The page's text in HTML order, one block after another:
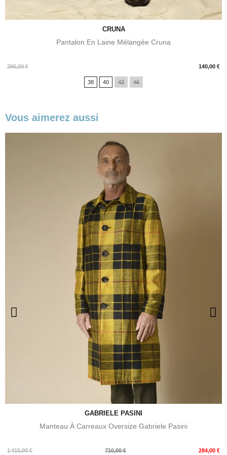
CRUNA
Pantalon En Laine Mélangée Cruna
295,00 € 140,00 €
Prix
38 40 42 46
Vous aimerez aussi
GABRIELE PASINI
Manteau À Carreaux Oversize Gabriele Pasini
1 415,00 €
Prix
710,00 € 284,00 €
Prix